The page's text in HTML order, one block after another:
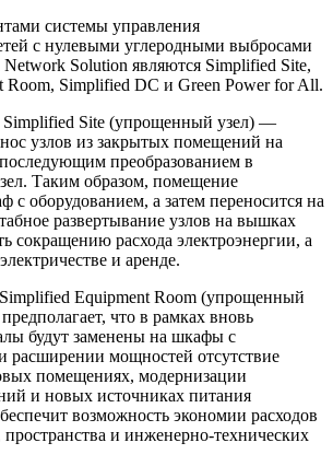
системы управления
с нулевыми углеродными выбросами
Solution являются Simplified Site,
Room, Simplified DC и Green Power for All.
Site (упрощенный узел) —
узлов из закрытых помещений на
преобразованием в
Таким образом, помещение
с оборудованием, а затем переносится на
развертывание узлов на вышках
сокращению расхода электроэнергии, а
и аренде.
Equipment Room (упрощенный
что в рамках вновь
будут заменены на шкафы с
расширении мощностей отсутствие
помещениях, модернизации
и новых источниках питания
возможность экономии расходов
и инженерно-технических